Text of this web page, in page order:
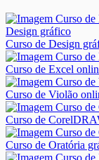
Curso de Design
Curso de Excel
Curso de Violão
Curso de
Curso de Oratória